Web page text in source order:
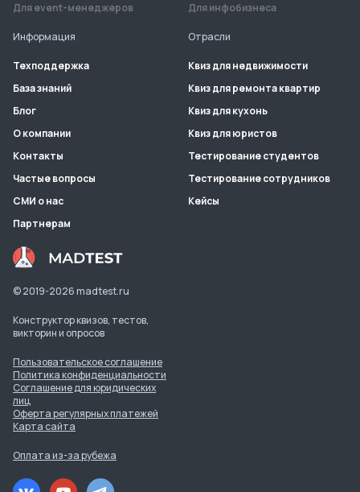
© 2019-2026madtest.ru
Конструктор квизов, тестов,
викторин и опросов
Пользовательское соглашение
Политика конфиденциальности
Соглашение для юридических
лиц
Оферта регулярных платежей
Карта сайта
Оплата из-за рубежа
Для event-менеджеров
Для инфобизнеса
Информация
Техподдержка
База знаний
Блог
О компании
Контакты
Частые вопросы
СМИ о нас
Партнерам
Отрасли
Квиз для недвижимости
Квиз для ремонта квартир
Квиз для кухонь
Квиз для юристов
Тестирование студентов
Тестирование сотрудников
Кейсы